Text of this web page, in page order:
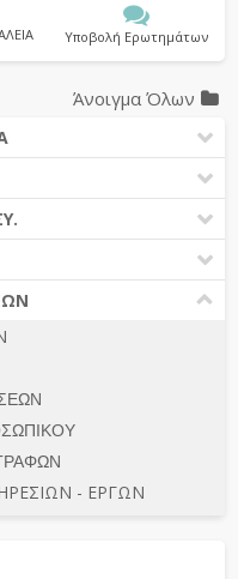
Υποβολή Ερωτημάτων
Άνοιγμα Όλων
2016)
-19
ΣΥΜΜΕΤΟΧΗΣ
- Ε.Α.ΔΗ.ΣΥ.
2016
ΣΥΜΜΕΤΟΧΗΣ
ΣΥΜΜΕΤΟΧΗΣ
- ΕΡΓΩΝ